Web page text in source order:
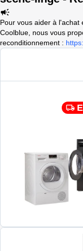
Pour vous aider à l'achat
Coolblue, nous vous
reconditionnement :